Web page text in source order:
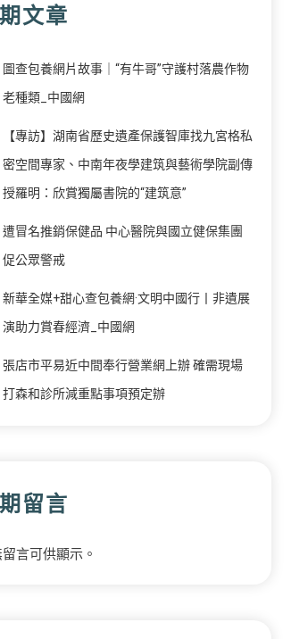
文章
圖查包養網片故事｜“有牛哥”守護村落農作物
老種類_中國網
【專訪】湖南省歷史遺產保護智庫找九宮格私
密空間專家、中南年夜學建筑與藝術學院副傳
授羅明：欣賞獨屬書院的“建筑意”
遭冒名推銷保健品 中心醫院與國立健保集團
促公眾警戒
新華全媒+甜心查包養網·文明中國行丨非遺展
演助力賞春經濟_中國網
張店市平易近中間奉行營業網上辦 確需現場
打森和診所減重點事項預定辦
留言
言可供顯示。